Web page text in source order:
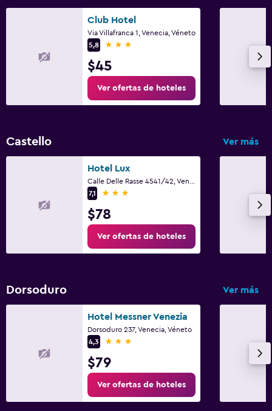
Club Hotel
Via Villafranca 1, Venecia, Véneto
5,8
3 estrellas
$45
Ver ofertas de hoteles
Castello Ver más
Hotel Lux
7,1
3 estrellas
$78
Ver ofertas de hoteles
Dorsoduro Ver más
Hotel Messner Venezia
Dorsoduro 237, Venecia, Véneto
4,3
3 estrellas
$79
Ver ofertas de hoteles